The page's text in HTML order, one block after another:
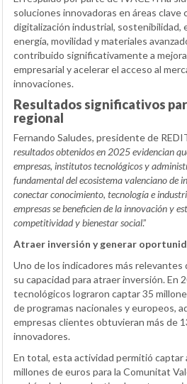
soluciones innovadoras en áreas clave
digitalización industrial, sostenibilidad,
energía, movilidad y materiales
contribuido significativamente a
empresarial y acelerar el acceso al
innovaciones.
Resultados significativos
regional
Fernando Saludes, presidente de
resultados obtenidos en 2025 evidencian
empresas, institutos tecnológicos y
fundamental del ecosistema valenciano de
conectar conocimiento, tecnología e
empresas se beneficien de la innovación y
competitividad y bienestar social.”
Atraer inversión y generar
Uno de los indicadores más relevantes
su capacidad para atraer inversión. En
tecnológicos lograron captar 35
de programas nacionales y europeos,
empresas clientes obtuvieran más de
innovadores.
En total, esta actividad permitió captar
millones de euros para la Comunitat